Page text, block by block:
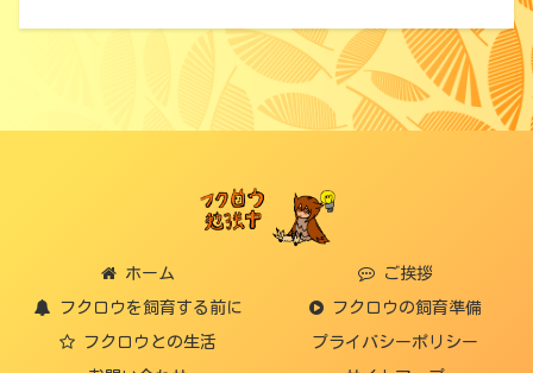
ホーム ご挨拶
フクロウを飼育する前に フクロウの飼育準備
フクロウとの生活 プライバシーポリシー